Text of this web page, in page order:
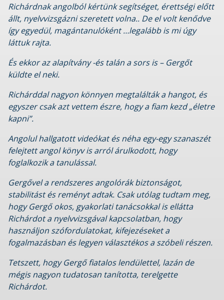
Richárdnak angolból kértünk segítséget, érettségi előtt
állt, nyelvvizsgázni szeretett volna.. De el volt kenődve
így egyedül, magántanulóként …legalább is mi úgy
láttuk rajta.
És ekkor az alapítvány -és talán a sors is – Gergőt
küldte el neki.
Richárddal nagyon könnyen megtalálták a hangot, és
egyszer csak azt vettem észre, hogy a fiam kezd „életre
kapni”.
Angolul hallgatott videókat és néha egy-egy szanaszét
felejtett angol könyv is arról árulkodott, hogy
foglalkozik a tanulással.
Gergővel a rendszeres angolórák biztonságot,
stabilitást és reményt adtak. Csak utólag tudtam meg,
hogy Gergő okos, gyakorlati tanácsokkal is ellátta
Richárdot a nyelvvizsgával kapcsolatban, hogy
használjon szófordulatokat, kifejezéseket a
fogalmazásban és legyen választékos a szóbeli részen.
Tetszett, hogy Gergő fiatalos lendülettel, lazán de
mégis nagyon tudatosan tanította, terelgette
Richárdot.